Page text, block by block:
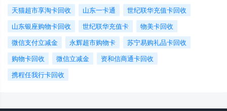
天猫超市享淘卡回收
山东一卡通
世纪联华充值卡回收
山东银座购物卡回收
世纪联华充值卡
物美卡回收
微信支付立减金
永辉超市购物卡
苏宁易购礼品卡回收
购物卡回收
微信立减金
资和信商通卡回收
携程任我行卡回收